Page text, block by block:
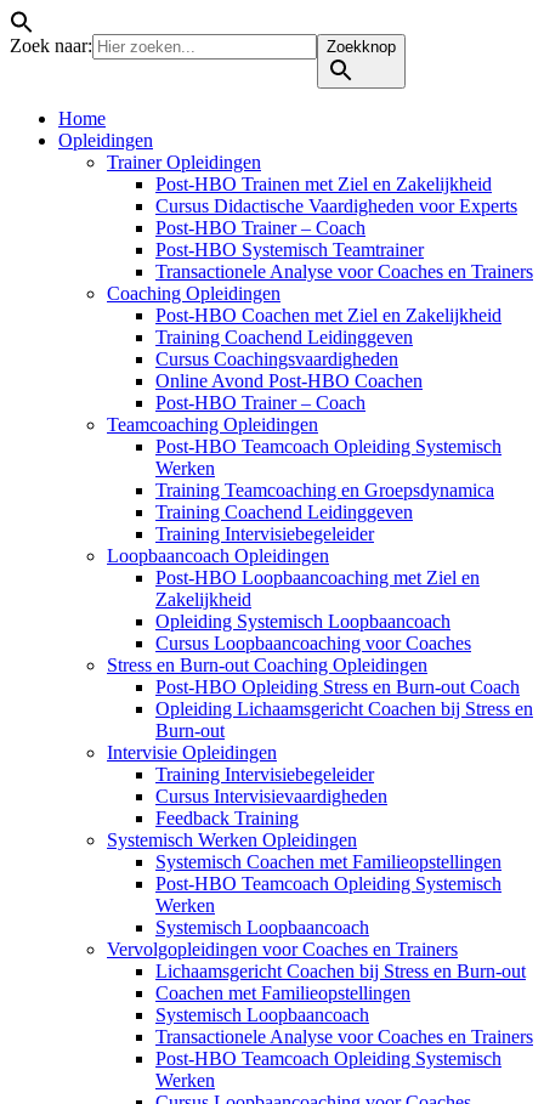
Zoek naar: Zoekknop
Home
Opleidingen
Trainer Opleidingen
Post-HBO Trainen met Ziel en Zakelijkheid
Cursus Didactische Vaardigheden voor Experts
Post-HBO Trainer – Coach
Post-HBO Systemisch Teamtrainer
Transactionele Analyse voor Coaches en Trainers
Coaching Opleidingen
Post-HBO Coachen met Ziel en Zakelijkheid
Training Coachend Leidinggeven
Cursus Coachingsvaardigheden
Online Avond Post-HBO Coachen
Post-HBO Trainer – Coach
Teamcoaching Opleidingen
Post-HBO Teamcoach Opleiding Systemisch
Werken
Training Teamcoaching en Groepsdynamica
Training Coachend Leidinggeven
Training Intervisiebegeleider
Loopbaancoach Opleidingen
Post-HBO Loopbaancoaching met Ziel en
Zakelijkheid
Opleiding Systemisch Loopbaancoach
Cursus Loopbaancoaching voor Coaches
Stress en Burn-out Coaching Opleidingen
Post-HBO Opleiding Stress en Burn-out Coach
Opleiding Lichaamsgericht Coachen bij Stress en
Burn-out
Intervisie Opleidingen
Training Intervisiebegeleider
Cursus Intervisievaardigheden
Feedback Training
Systemisch Werken Opleidingen
Systemisch Coachen met Familieopstellingen
Post-HBO Teamcoach Opleiding Systemisch
Werken
Systemisch Loopbaancoach
Vervolgopleidingen voor Coaches en Trainers
Lichaamsgericht Coachen bij Stress en Burn-out
Coachen met Familieopstellingen
Systemisch Loopbaancoach
Transactionele Analyse voor Coaches en Trainers
Post-HBO Teamcoach Opleiding Systemisch
Werken